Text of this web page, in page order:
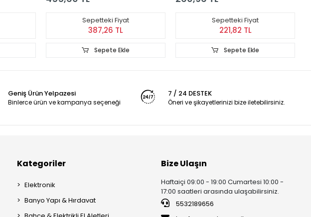
Sepetteki Fiyat
387,26 TL
Sepete Ekle
Sepetteki Fiyat
221,82 TL
Sepete Ekle
Geniş Ürün Yelpazesi
Binlerce ürün ve kampanya seçeneği
7 / 24 DESTEK
Öneri ve şikayetlerinizi bize iletebilirsiniz.
Kategoriler
Elektronik
Banyo Yapı & Hırdavat
Bize Ulaşın
Haftaiçi 09:00 - 19:00 Cumartesi 10:00 -
17:00 saatleri arasında ulaşabilirsiniz.
5532189656